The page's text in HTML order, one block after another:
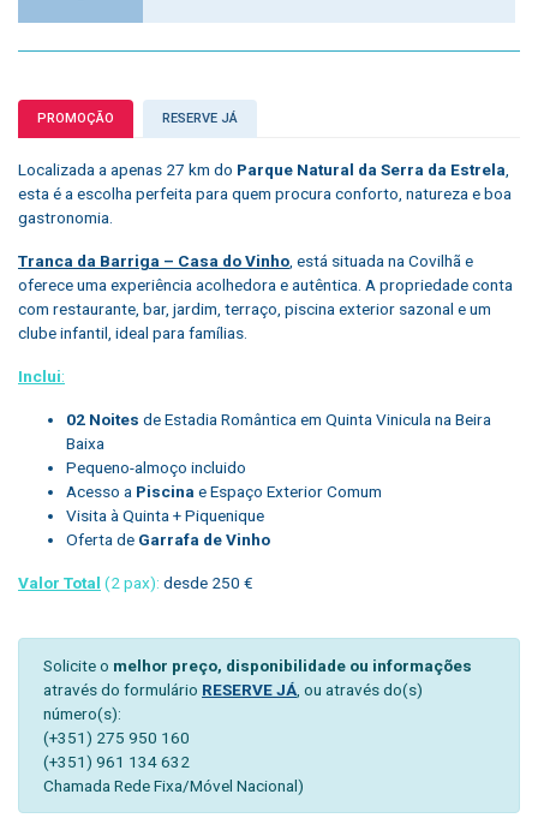
PROMOÇÃO RESERVE JÁ
Localizada a apenas 27 km do Parque Natural da Serra da Estrela
esta é a escolha perfeita para quem procura conforto, natureza e boa
gastronomia.
Tranca da Barriga – Casa do Vinho , está situada na Covilhã e
oferece uma experiência acolhedora e autêntica. A propriedade conta
com restaurante, bar, jardim, terraço, piscina exterior sazonal e um
clube infantil, ideal para famílias.
Inclui:
02 Noites de Estadia Romântica em Quinta Vinicula na Beira
Baixa
Pequeno-almoço incluido
Acesso a Piscina e Espaço Exterior Comum
Visita à Quinta + Piquenique
Oferta de Garrafa de Vinho
Valor Total (2 pax): desde 250 €
Solicite o melhor preço, disponibilidade ou informações
através do formulário RESERVE JÁ , ou através do(s)
número(s):
(+351) 275 950 160
(+351) 961 134 632
Chamada Rede Fixa/Móvel Nacional)